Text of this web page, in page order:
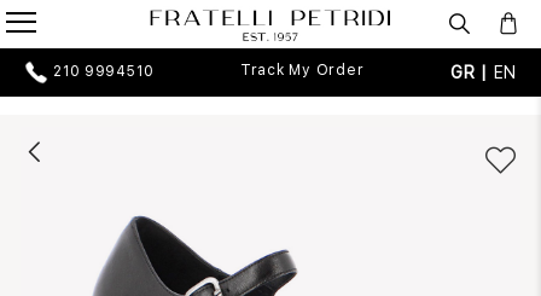
210 9994510 Track My Order GR | EN